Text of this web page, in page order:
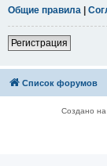
Общие правила |
Регистрация
Список форумов
Создано на